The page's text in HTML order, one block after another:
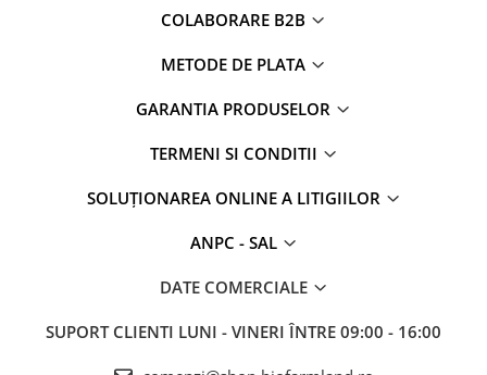
COLABORARE B2B
METODE DE PLATA
GARANTIA PRODUSELOR
TERMENI SI CONDITII
SOLUȚIONAREA ONLINE A LITIGIILOR
ANPC - SAL
DATE COMERCIALE
SUPORT CLIENTI LUNI - VINERI ÎNTRE 09:00 - 16:00